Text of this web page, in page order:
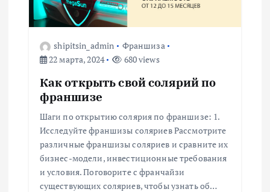
shipitsin_admin
Франшиза
22 марта, 2024
680 views
Как открыть свой солярий по
франшизе
Шаги по открытию солярия по франшизе: 1.
Исследуйте франшизы соляриев Рассмотрите
различные франшизы соляриев и сравните их
бизнес-модели, инвестиционные требования
и условия. Поговорите с франчайзи
существующих соляриев, чтобы узнать об…